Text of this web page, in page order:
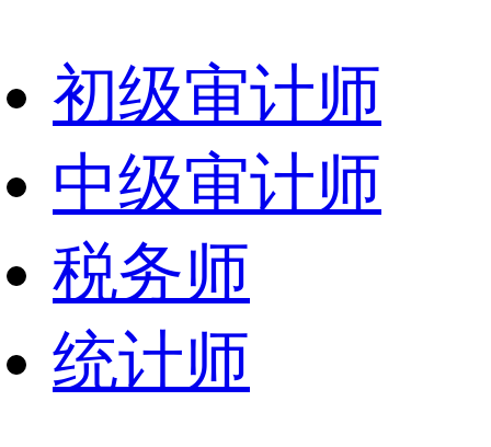
初级审计师
中级审计师
税务师
统计师